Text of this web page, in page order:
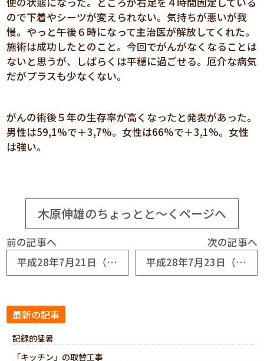
ので下着やシーツが変えられない。気持ちが悪いが我
慢。やっと午後６時になって主治医が解放してくれた。
施術は成功したとのこと。今回でがんがなくなることは
ないと思うが、しばらくは平穏に過ごせる。厄介な病気
だがプラスも少なくない。
がんの術後５年の生存率が高くなったと発表があった。
男性は59,1%で＋3,7%。女性は66%で＋3,1%。女性
は強い。
木原伸雄のちょっとと～くページへ
前の記事へ
平成28年7月21日（№7056） 四度目の入院
次の記事へ
平成28年7月23日（№7058） 施術後は順調
最新の記事
記録的猛暑
「キッチン」の取替工事